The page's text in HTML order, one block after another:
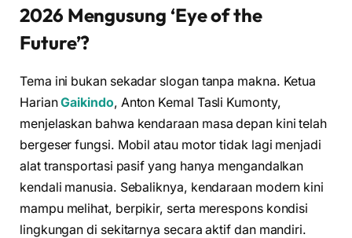
2026 Mengusung ‘Eye of the
Future’?
Tema ini bukan sekadar slogan tanpa makna. Ketua
HarianGaikindo, Anton Kemal Tasli Kumonty,
menjelaskan bahwa kendaraan masa depan kini telah
bergeser fungsi. Mobil atau motor tidak lagi menjadi
alat transportasi pasif yang hanya mengandalkan
kendali manusia. Sebaliknya, kendaraan modern kini
mampu melihat, berpikir, serta merespons kondisi
lingkungan di sekitarnya secara aktif dan mandiri.